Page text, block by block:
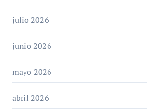
julio 2026
junio 2026
mayo 2026
abril 2026